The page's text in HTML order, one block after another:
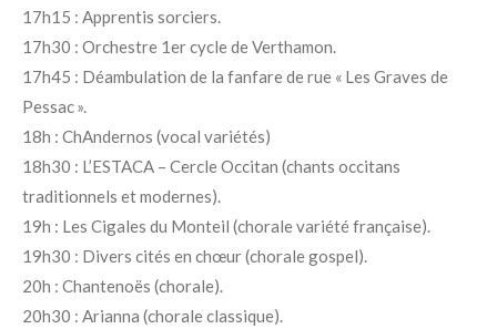
17h15 : Apprentis sorciers.
17h30 : Orchestre 1er cycle de Verthamon.
17h45 : Déambulation de la fanfare de rue « Les Graves de
Pessac ».
18h : ChAndernos (vocal variétés)
18h30 : L’ESTACA – Cercle Occitan (chants occitans
traditionnels et modernes).
19h : Les Cigales du Monteil (chorale variété française).
19h30 : Divers cités en chœur (chorale gospel).
20h : Chantenoës (chorale).
20h30 : Arianna (chorale classique).